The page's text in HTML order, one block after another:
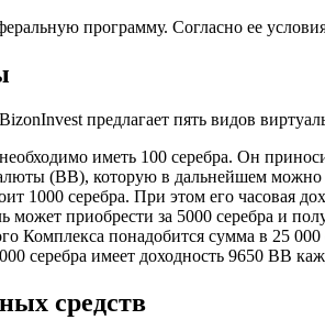
программу. Согласно ее
предлагает пять видов
иметь 100 серебра. Он
(ВВ), которую в дальнейшем можно
1000 серебра. При этом его часовая
может приобрести за 5000 серебра и
Комплекса понадобится сумма в 25
серебра имеет доходность 9650 ВВ
средств